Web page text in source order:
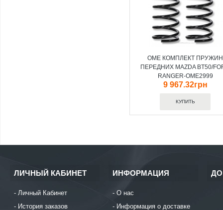
OME КОМПЛЕКТ ПРУЖИН
ПЕРЕДНИХ MAZDA BT50/
RANGER-OME2999
9 967.32грн
ЛИЧНЫЙ КАБИНЕТ
Личный Кабинет
История заказов
ИНФОРМАЦИЯ
О нас
Информация о доставке